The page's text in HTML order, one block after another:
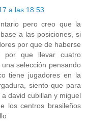
a las 18:53
pero creo que la
a las posiciones, si
por que de haberse
por que llevar cuatro
selección pensando
tiene jugadores en la
siento que para
david cubillan y miguel
los centros brasileños